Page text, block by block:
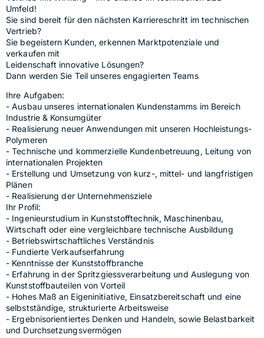
Umfeld!
Sie sind bereit für den nächsten Karriereschritt im technischen
Vertrieb?
Sie begeistern Kunden, erkennen Marktpotenziale und
verkaufen mit
Leidenschaft innovative Lösungen?
Dann werden Sie Teil unseres engagierten Teams
Ihre Aufgaben:
- Ausbau unseres internationalen Kundenstamms im Bereich
Industrie & Konsumgüter
- Realisierung neuer Anwendungen mit unseren Hochleistungs-
Polymeren
- Technische und kommerzielle Kundenbetreuung, Leitung von
internationalen Projekten
- Erstellung und Umsetzung von kurz-, mittel- und langfristigen
Plänen
- Realisierung der Unternehmensziele
Ihr Profil:
- Ingenieurstudium in Kunststofftechnik, Maschinenbau,
Wirtschaft oder eine vergleichbare technische Ausbildung
- Betriebswirtschaftliches Verständnis
- Fundierte Verkaufserfahrung
- Kenntnisse der Kunststoffbranche
- Erfahrung in der Spritzgiessverarbeitung und Auslegung von
Kunststoffbauteilen von Vorteil
- Hohes Maß an Eigeninitiative, Einsatzbereitschaft und eine
selbstständige, strukturierte Arbeitsweise
- Ergebnisorientiertes Denken und Handeln, sowie Belastbarkeit
und Durchsetzungsvermögen